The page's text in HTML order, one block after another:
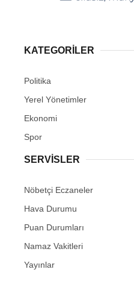
KATEGORİLER
Politika
Yerel Yönetimler
Ekonomi
Spor
SERVİSLER
Nöbetçi Eczaneler
Hava Durumu
Puan Durumları
Namaz Vakitleri
Yayınlar